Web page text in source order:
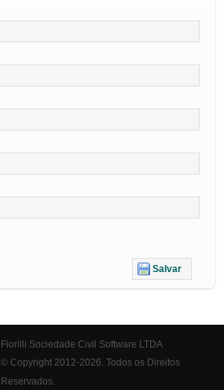
Salvar
Fiorilli Sociedade Civil Software LTDA
© Copyright 2012-2026. Todos os Direitos
Reservados.